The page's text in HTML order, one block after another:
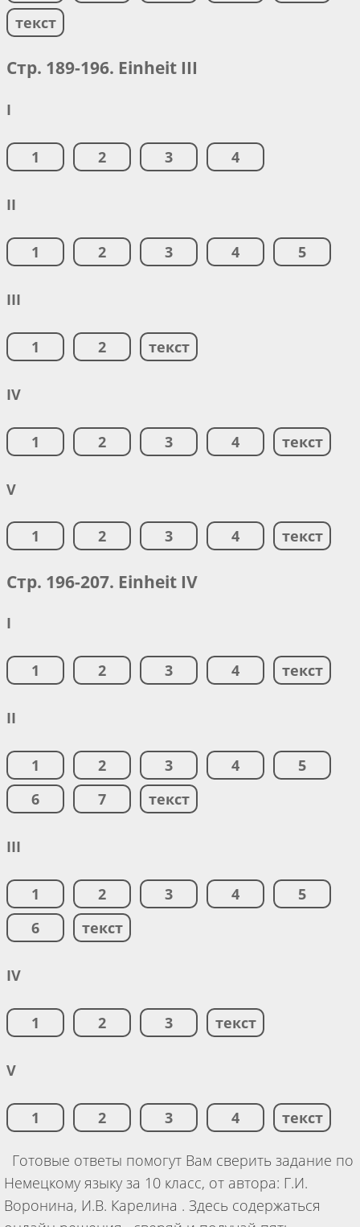
текст
Стр. 189-196. Einheit III
I
1 2 3 4
II
1 2 3 4 5
III
1 2 текст
IV
1 2 3 4 текст
V
1 2 3 4 текст
Стр. 196-207. Einheit IV
I
1 2 3 4 текст
II
1 2 3 4
5
6
7 текст
III
1 2 3 4
5
6
текст
IV
1 2 3 текст
V
1 2 3 4 текст
Готовые ответы помогут Вам сверить задание по
Немецкому языку за 10 класс, от автора: Г.И.
Воронина, И.В. Карелина . Здесь содержаться